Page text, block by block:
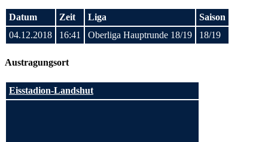
Datum Zeit Liga
Saison
04.12.2018
16:41 Oberliga Hauptrunde 18/19 18/19
Austragungsort
Eisstadion-Landshut